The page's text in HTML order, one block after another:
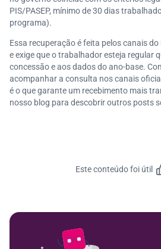
PIS/PASEP, mínimo de 30 dias
programa).
Essa recuperação é feita pelos canais do
e exige que o trabalhador esteja regular
concessão e aos dados do ano-base.
acompanhar a consulta nos canais
é o que garante um recebimento mais
nosso blog para descobrir outros posts
Este conteúdo foi útil